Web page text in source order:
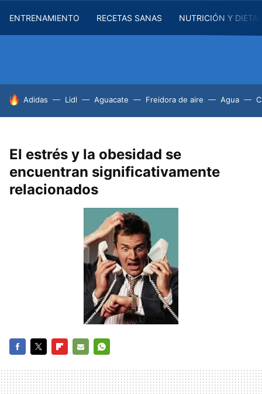
ENTRENAMIENTO RECETAS SANAS NUTRICIÓN Y
HOY SE HABLA DE
Adidas Lidl Aguacate Freidora de aire Agua
El estrés y la obesidad se
encuentran significativamente
relacionados
MAIL